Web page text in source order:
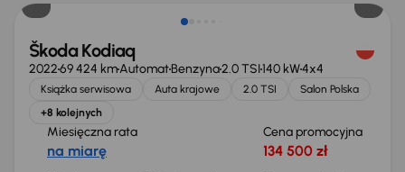
Škoda Kodiaq
202269 424 kmAutomatBenzyna2.0 TSI140 kW4x4
Książka serwisowa Auta krajowe 2.0 TSI
Salon Polska
+8 kolejnych
Miesięczna rata
na miarę
Cena promocyjna
134 500 zł